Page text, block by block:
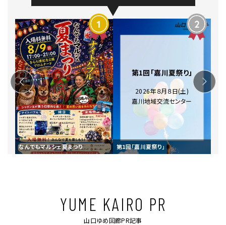
なんでもマルシェ夏まつり
第1回「嘉川夏祭り」
2026年８月８日(土)
嘉川地域交流センター
第1回「嘉川夏祭り」
YUME KAIRO PR
山口ゆめ回廊PR記事​